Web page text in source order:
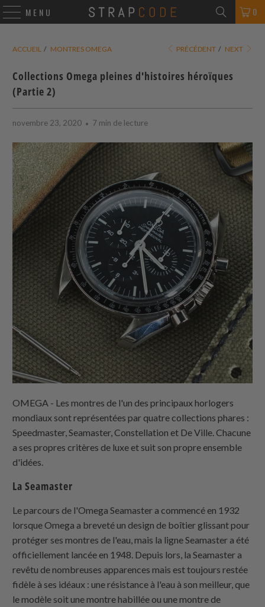
MENU 0
ACCUEIL / MONTRES OMEGA PRÉCÉDENT / NEXT
Collections Omega pleines d'histoires héroïques
(Partie 2)
novembre 23, 2020 7 min de lecture
OMEGA - Les montres de l'un des principaux horlogers
mondiaux sont représentées par quatre collections phares :
Speedmaster, Seamaster, Constellation et De Ville. Chacune
a ses propres critères de luxe et suit son propre ensemble
d'idées.
La Seamaster
Le parcours de l'Omega Seamaster a commencé en 1932
lorsque Omega a breveté un design de boîtier glissant pour
protéger ses montres de l'eau, mais la ligne Seamaster a été
officiellement lancée en 1948. Depuis lors, la Seamaster a
revêtu de nombreuses apparences mais est toujours restée
fidèle à ses idéaux : une résistance à l'eau à son meilleur, que
le modèle soit une montre habillée ou une montre de